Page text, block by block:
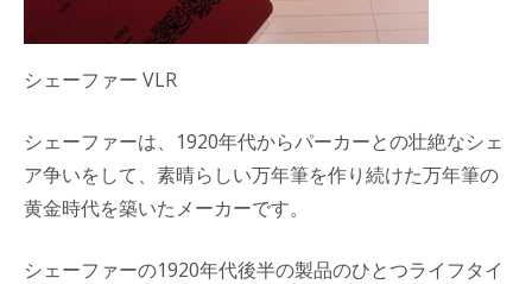
シェーファー VLR
シェーファーは、1920年代からパーカーとの壮絶なシェ
ア争いをして、素晴らしい万年筆を作り続けた万年筆の
黄金時代を築いたメーカーです。
シェーファーの1920年代後半の製品のひとつライフタイ